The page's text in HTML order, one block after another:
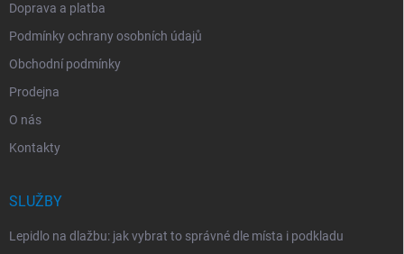
Doprava a platba
Podmínky ochrany osobních údajů
Obchodní podmínky
Prodejna
O nás
Kontakty
SLUŽBY
Lepidlo na dlažbu: jak vybrat to správné dle místa i podkladu